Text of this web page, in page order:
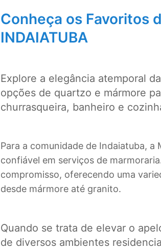
Conheça os Favoritos
INDAIATUBA
Explore a elegância atemporal
opções de quartzo e mármore
churrasqueira, banheiro e
Para a comunidade de Indaiatuba, a
confiável em serviços de
compromisso, oferecendo uma
desde mármore até granito.
Quando se trata de elevar o
de diversos ambientes